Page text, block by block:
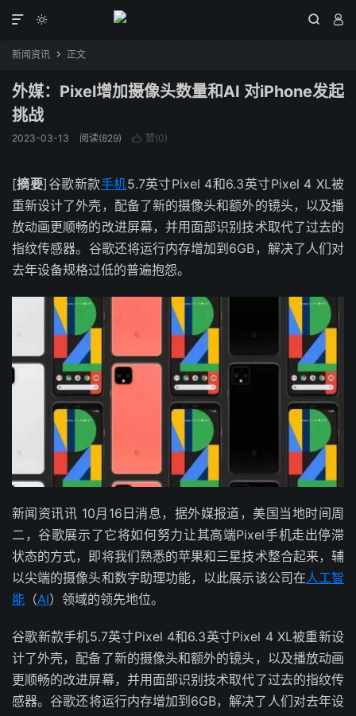
  

新闻资讯  正文
外媒：Pixel增加摄像头数量和AI 对iPhone发起
挑战
2023-03-13 阅读(829)  赞(0)
[摘要]谷歌新款手机5.7英寸Pixel 4和6.3英寸Pixel 4 XL被
重新设计了外壳，配备了新的摄像头和额外的镜头，以及播
放动画更顺畅的改进屏幕，并用面部识别技术取代了过去的
指纹传感器。谷歌还将运行内存增加到6GB，解决了人们对
去年设备规格过低的普遍抱怨。
新闻资讯讯 10月16日消息，据外媒报道，美国当地时间周
二，谷歌展示了它将如何努力让其高端Pixel手机走出停滞
状态的方式，即将我们熟悉的苹果和三星技术整合起来，辅
以尖端的摄像头和数字助理功能，以此展示该公司在人工智
能 （AI）领域的领先地位。
谷歌新款手机5.7英寸Pixel 4和6.3英寸Pixel 4 XL被重新设
计了外壳，配备了新的摄像头和额外的镜头，以及播放动画
更顺畅的改进屏幕，并用面部识别技术取代了过去的指纹传
感器。谷歌还将运行内存增加到6GB，解决了人们对去年设